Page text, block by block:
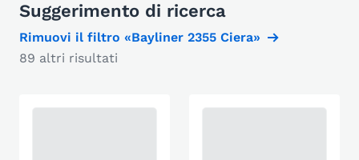
Suggerimento di ricerca
Rimuovi il filtro «Bayliner 2355 Ciera»
89 altri risultati